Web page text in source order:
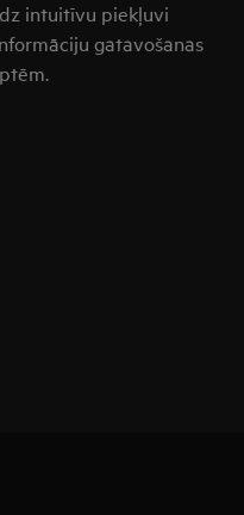
intuitīvu piekļuvi
gatavošanas